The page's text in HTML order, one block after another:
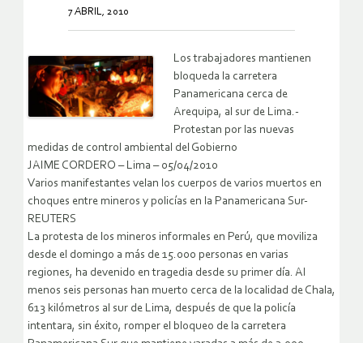
7 ABRIL, 2010
Los trabajadores mantienen
bloqueda la carretera
Panamericana cerca de
Arequipa, al sur de Lima.-
Protestan por las nuevas
medidas de control ambiental del Gobierno
JAIME CORDERO – Lima – 05/04/2010
Varios manifestantes velan los cuerpos de varios muertos en
choques entre mineros y policías en la Panamericana Sur-
REUTERS
La protesta de los mineros informales en Perú, que moviliza
desde el domingo a más de 15.000 personas en varias
regiones, ha devenido en tragedia desde su primer día. Al
menos seis personas han muerto cerca de la localidad de Chala,
613 kilómetros al sur de Lima, después de que la policía
intentara, sin éxito, romper el bloqueo de la carretera